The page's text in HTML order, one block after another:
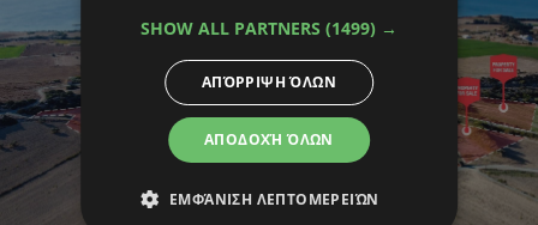
SHOW ALL PARTNERS (1499) →
ΑΠΟΔΟΧΉ ΌΛΩΝ
ΑΠΌΡΡΙΨΗ ΌΛΩΝ
ΕΜΦΆΝΙΣΗ ΛΕΠΤΟΜΕΡΕΙΏΝ